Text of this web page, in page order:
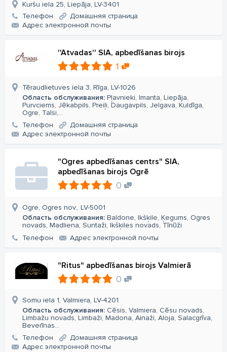
Kuršu iela 25, Liepāja, LV-3401
Телефон
Домашняя страница
Aдрес электронной почты
''Atvadas'' SIA, apbedīšanas birojs
1
Tēraudlietuves iela 3, Rīga, LV-1026
Область обслуживания: Pļavnieki, Imanta, Liepāja,
Purvciems, Jēkabpils, Preiļi, Daugavpils, Jelgava, Kuldīga,
Ogre, Talsi,...
Телефон
Домашняя страница
Aдрес электронной почты
"Ogres apbedīšanas centrs" SIA,
apbedīšanas birojs Ogrē
0
Ogre, Ogres nov., LV-5001
Область обслуживания: Baldone, Ikšķile, Ķegums, Ogres
novads, Madliena, Suntaži, Ikšķiles novads, Tīnūži
Телефон
Aдрес электронной почты
"Ritus" apbedīšanas birojs Valmierā
0
Somu iela 1, Valmiera, LV-4201
Область обслуживания: Cēsis, Valmiera, Cēsu novads,
Limbažu novads, Limbaži, Madona, Ainaži, Aloja, Salacgrīva,
Beverīnas...
Телефон
Домашняя страница
Aдрес электронной почты